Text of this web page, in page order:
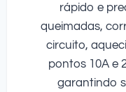
rápido e
queimadas,
circuito,
pontos 10A e
garantindo